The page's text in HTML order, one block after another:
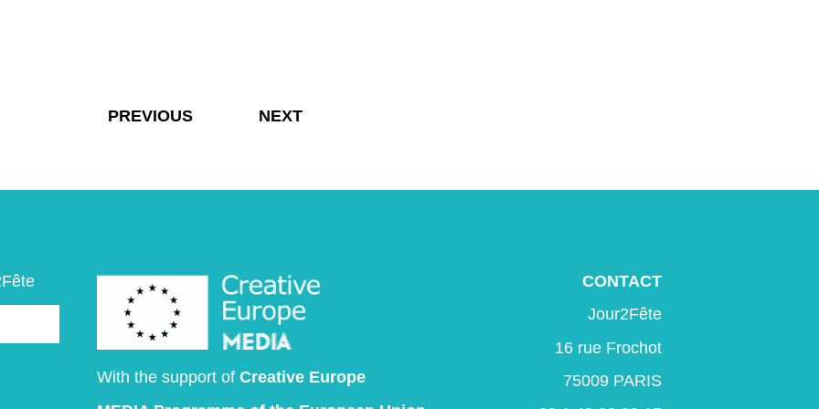
PREVIOUS NEXT
With the support of Creative Europe
CONTACT
Jour2Fête
16 rue Frochot
75009 PARIS